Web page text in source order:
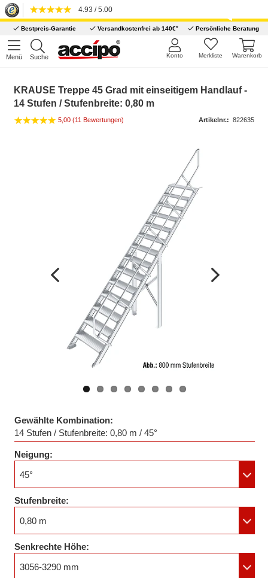
4.93 / 5.00
Bestpreis-Garantie Versandkostenfrei ab 140€* Persönliche Beratung
Menü Suche Warenkorb
Merkliste
Konto
KRAUSE Treppe 45 Grad mit einseitigem Handlauf -
14 Stufen / Stufenbreite: 0,80 m
5,00 (11 Bewertungen) Artikelnr.: 822635
Gewählte Kombination:
14 Stufen / Stufenbreite: 0,80 m / 45°
Neigung:
45°
Stufenbreite:
0,80 m
Senkrechte Höhe:
3056-3290 mm